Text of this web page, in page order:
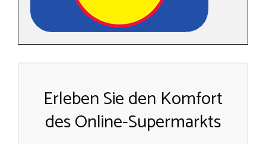
Erleben Sie den Komfort
des Online-Supermarkts